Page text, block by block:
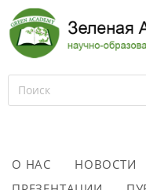
О НАС НОВОСТИ